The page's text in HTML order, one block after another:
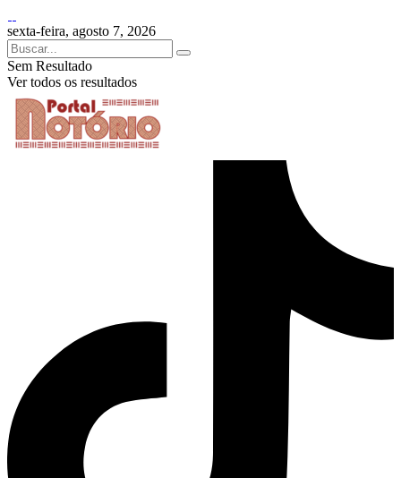
sexta-feira, agosto 7, 2026
Sem Resultado
Ver todos os resultados